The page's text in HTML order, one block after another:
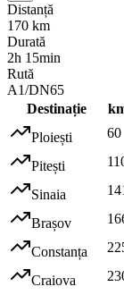
Distanță
170 km
Durată
2h 15min
Rută
A1/DN65
Destinație
Ploiești
60
Pitești
Sinaia
Brașov
Constanța
Craiova